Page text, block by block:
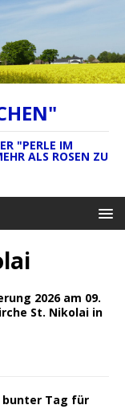
"PERLE IM
ALS ROSEN ZU
2026 am 09.
St. Nikolai in
bunter Tag für